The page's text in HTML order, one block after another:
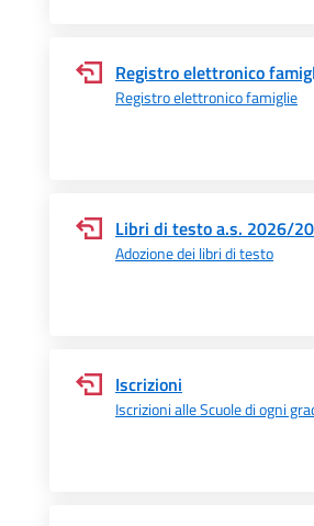
Registro elettronico
Registro elettronico famiglie
Libri di testo a.s. 2026/
Adozione dei libri di testo
Iscrizioni
Iscrizioni alle Scuole di ogni